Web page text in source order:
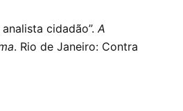
analista cidadão”.A
. Rio de Janeiro: Contra